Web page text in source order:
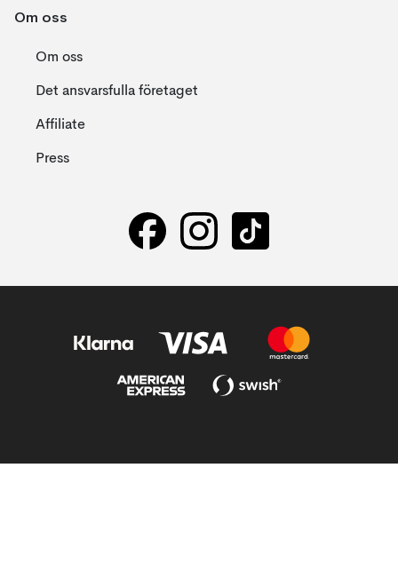
Om oss
Om oss
Det ansvarsfulla företaget
Affiliate
Press